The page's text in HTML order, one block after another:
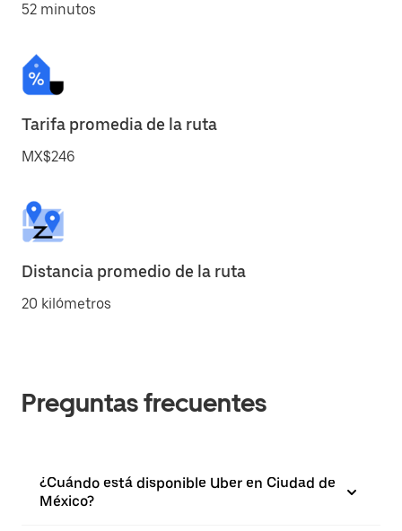
52 minutos
Tarifa promedia de la ruta
MX$246
Distancia promedio de la ruta
20 kilómetros
Preguntas frecuentes
¿Cuándo está disponible Uber en Ciudad de
México?